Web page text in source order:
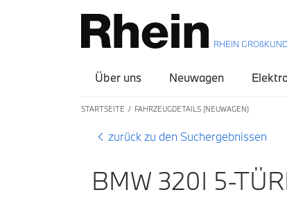
RHEIN
Über uns Neuwagen
STARTSEITE FAHRZEUGDETAILS (NEUWAGEN)
zurück zu den Suchergebnissen
BMW 320I 5-